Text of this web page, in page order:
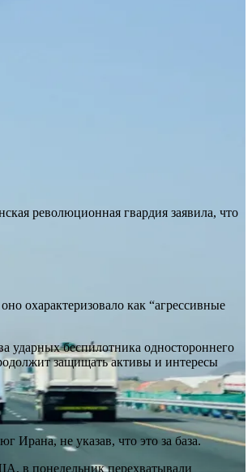
революционная гвардия заявила, что
охарактеризовало как “агрессивные
ударных беспилотника одностороннего
защищать активы и интересы
Ирана, не указав, что это за база.
в понедельник перехватывали